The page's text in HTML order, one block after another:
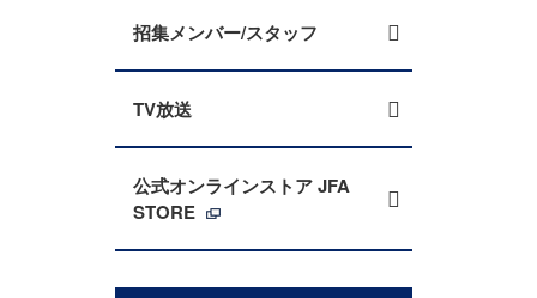
招集メンバー/スタッフ
TV放送
公式オンラインストア JFA
STORE